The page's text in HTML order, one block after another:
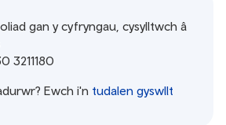
gan y cyfryngau, cysylltwch â
3211180
Ewch i'n tudalen gyswllt